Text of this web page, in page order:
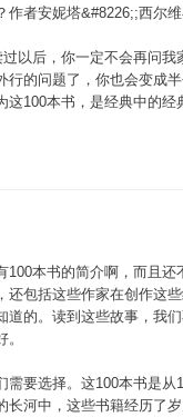
作者安妮塔&#8226;;西尔
以后，你一定不会再问我
行的问题了，你也会变成
这100本书，是经典中的经
书作者的其他书，也一样
这100本，但是都不会妨碍
彩这个艰难的活计已经由
为难呀。这此代表孩子们
表大家感谢王林博士，把
不负你们的一片心血。
100本书的简介啊，而且还
还包括这些作家在创作这
道的。读到这些故事，我
需要选择。这100本书是从
长河中，这些书籍经历了